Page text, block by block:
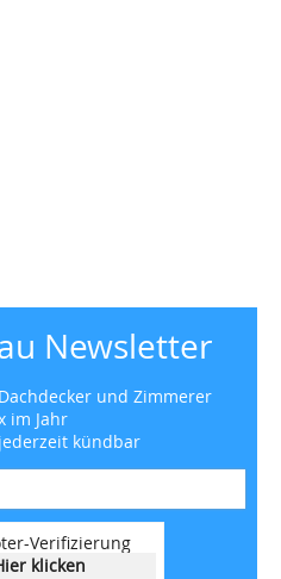
Newsletter
und Zimmerer
im Jahr
kündbar
Verifizierung
klicken